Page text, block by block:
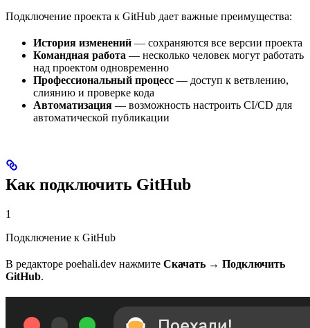
Подключение проекта к GitHub дает важные преимущества:
История изменений — сохраняются все версии проекта
Командная работа — несколько человек могут работать
над проектом одновременно
Профессиональный процесс — доступ к ветвлению,
слиянию и проверке кода
Автоматизация — возможность настроить CI/CD для
автоматической публикации
Как подключить GitHub
1
Подключение к GitHub
В редакторе poehali.dev нажмите Скачать → Подключить
GitHub.